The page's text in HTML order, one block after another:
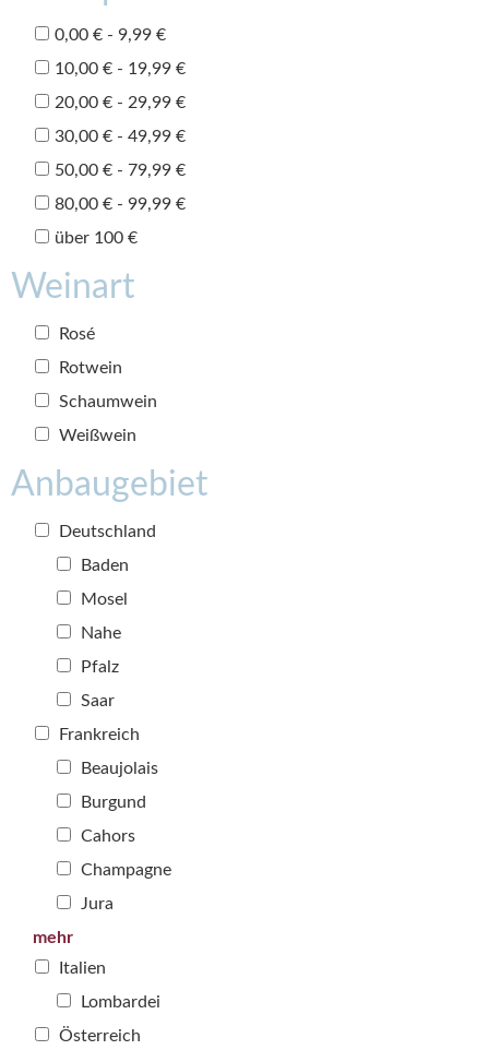
0,00 € - 9,99 €
10,00 € - 19,99 €
20,00 € - 29,99 €
30,00 € - 49,99 €
50,00 € - 79,99 €
80,00 € - 99,99 €
über 100 €
Weinart
Rosé
Rotwein
Schaumwein
Weißwein
Anbaugebiet
Deutschland
Baden
Mosel
Nahe
Pfalz
Saar
Frankreich
Beaujolais
Burgund
Cahors
Champagne
Jura
mehr
Italien
Lombardei
Österreich